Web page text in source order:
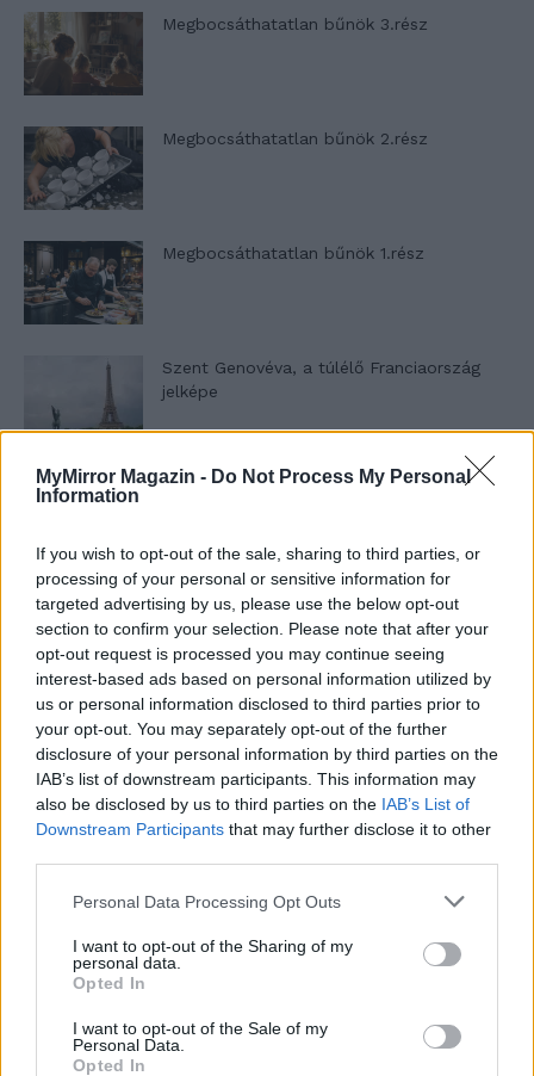
MyMirror Magazin - Do Not Process My Personal
Information
If you wish to opt-out of the sale, sharing to third parties, or
processing of your personal or sensitive information for
targeted advertising by us, please use the below opt-out
section to confirm your selection. Please note that after your
opt-out request is processed you may continue seeing
interest-based ads based on personal information utilized by
us or personal information disclosed to third parties prior to
your opt-out. You may separately opt-out of the further
disclosure of your personal information by third parties on the
IAB’s list of downstream participants. This information may
also be disclosed by us to third parties on the IAB’s List of
Downstream Participants that may further disclose it to other
Personal Data Processing Opt Outs
I want to opt-out of the Sharing of my
personal data.
Opted In
I want to opt-out of the Sale of my
Personal Data.
Opted In
Megbocsáthatatlan bűnök 3.rész
Megbocsáthatatlan bűnök 2.rész
Megbocsáthatatlan bűnök 1.rész
Szent Genovéva, a túlélő Franciaország
jelképe
Minka 12. rész
Minka 11. rész
T. szereti a fiatal lányokat 14. rész
Pedig szóltam… – Miért nem hiszünk a
A legidegesítőbb kifejezések laza
gyűjteménye
Elyna Robbs: Adéle és az örökölt árnyak